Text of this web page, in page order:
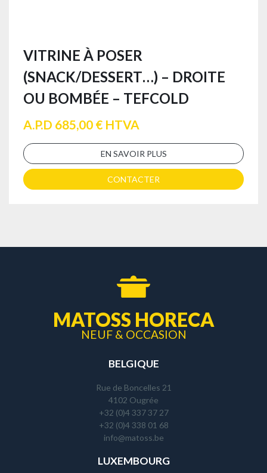
VITRINE À POSER
(SNACK/DESSERT…) – DROITE
OU BOMBÉE – TEFCOLD
A.P.D 685,00 € HTVA
EN SAVOIR PLUS
CONTACTER
MATOSS HORECA
NEUF & OCCASION
BELGIQUE
Rue de Boncelles 21
4102 Ougrée
+32 (0)4 337 37 27
+32 (0)4 338 01 68
info@matoss.be
LUXEMBOURG